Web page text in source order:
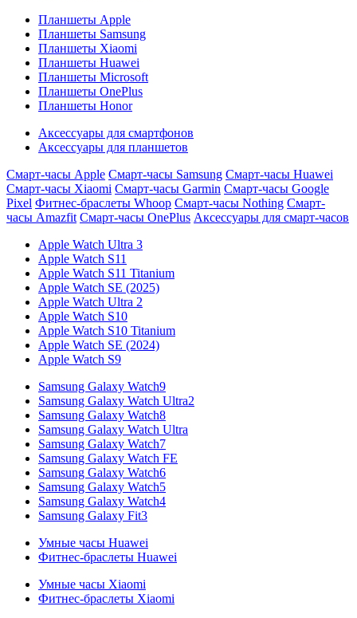
Планшеты Apple
Планшеты Samsung
Планшеты Xiaomi
Планшеты Huawei
Планшеты Microsoft
Планшеты OnePlus
Планшеты Honor
Аксессуары для смартфонов
Аксессуары для планшетов
Смарт-часы Apple Смарт-часы Samsung Смарт-часы Huawei
Смарт-часы Xiaomi Смарт-часы Garmin Смарт-часы Google
Pixel Фитнес-браслеты Whoop Смарт-часы Nothing Смарт-
часы Amazfit Смарт-часы OnePlus Аксессуары для смарт-часов
Apple Watch Ultra 3
Apple Watch S11
Apple Watch S11 Titanium
Apple Watch SE (2025)
Apple Watch Ultra 2
Apple Watch S10
Apple Watch S10 Titanium
Apple Watch SE (2024)
Apple Watch S9
Samsung Galaxy Watch9
Samsung Galaxy Watch Ultra2
Samsung Galaxy Watch8
Samsung Galaxy Watch Ultra
Samsung Galaxy Watch7
Samsung Galaxy Watch FE
Samsung Galaxy Watch6
Samsung Galaxy Watch5
Samsung Galaxy Watch4
Samsung Galaxy Fit3
Умные часы Huawei
Фитнес-браслеты Huawei
Умные часы Xiaomi
Фитнес-браслеты Xiaomi